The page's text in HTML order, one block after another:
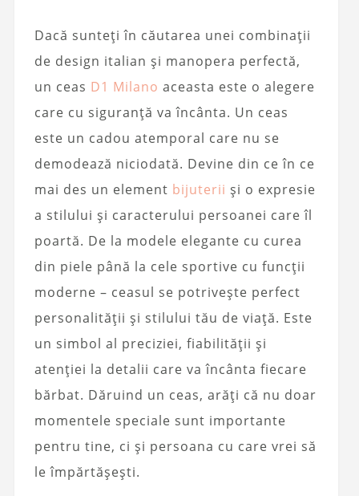
Dacă sunteți în căutarea unei combinații
de design italian și manopera perfectă,
un ceas D1 Milano aceasta este o alegere
care cu siguranță va încânta. Un ceas
este un cadou atemporal care nu se
demodează niciodată. Devine din ce în ce
mai des un element bijuterii și o expresie
a stilului și caracterului persoanei care îl
poartă. De la modele elegante cu curea
din piele până la cele sportive cu funcții
moderne – ceasul se potrivește perfect
personalității și stilului tău de viață. Este
un simbol al preciziei, fiabilității și
atenției la detalii care va încânta fiecare
bărbat. Dăruind un ceas, arăți că nu doar
momentele speciale sunt importante
pentru tine, ci și persoana cu care vrei să
le împărtășești.